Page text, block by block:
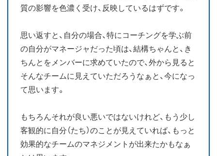
質の影響を色濃く受け、反映しているはずです。
思い返すと、自分の場合、特にコーチングを学ぶ前
の自分がマネージャだった頃は、結構ちゃんと、き
ちんとをメンバーに求めていたので、外から見ると
そんなチームに見えていただろうなぁと、今になっ
て思います。
もちろんそれが良い悪いではないけれど、もう少し
客観的に自分（たち）のことが見えていれば、もっと
効果的なチームのマネジメントが出来たかもなぁ